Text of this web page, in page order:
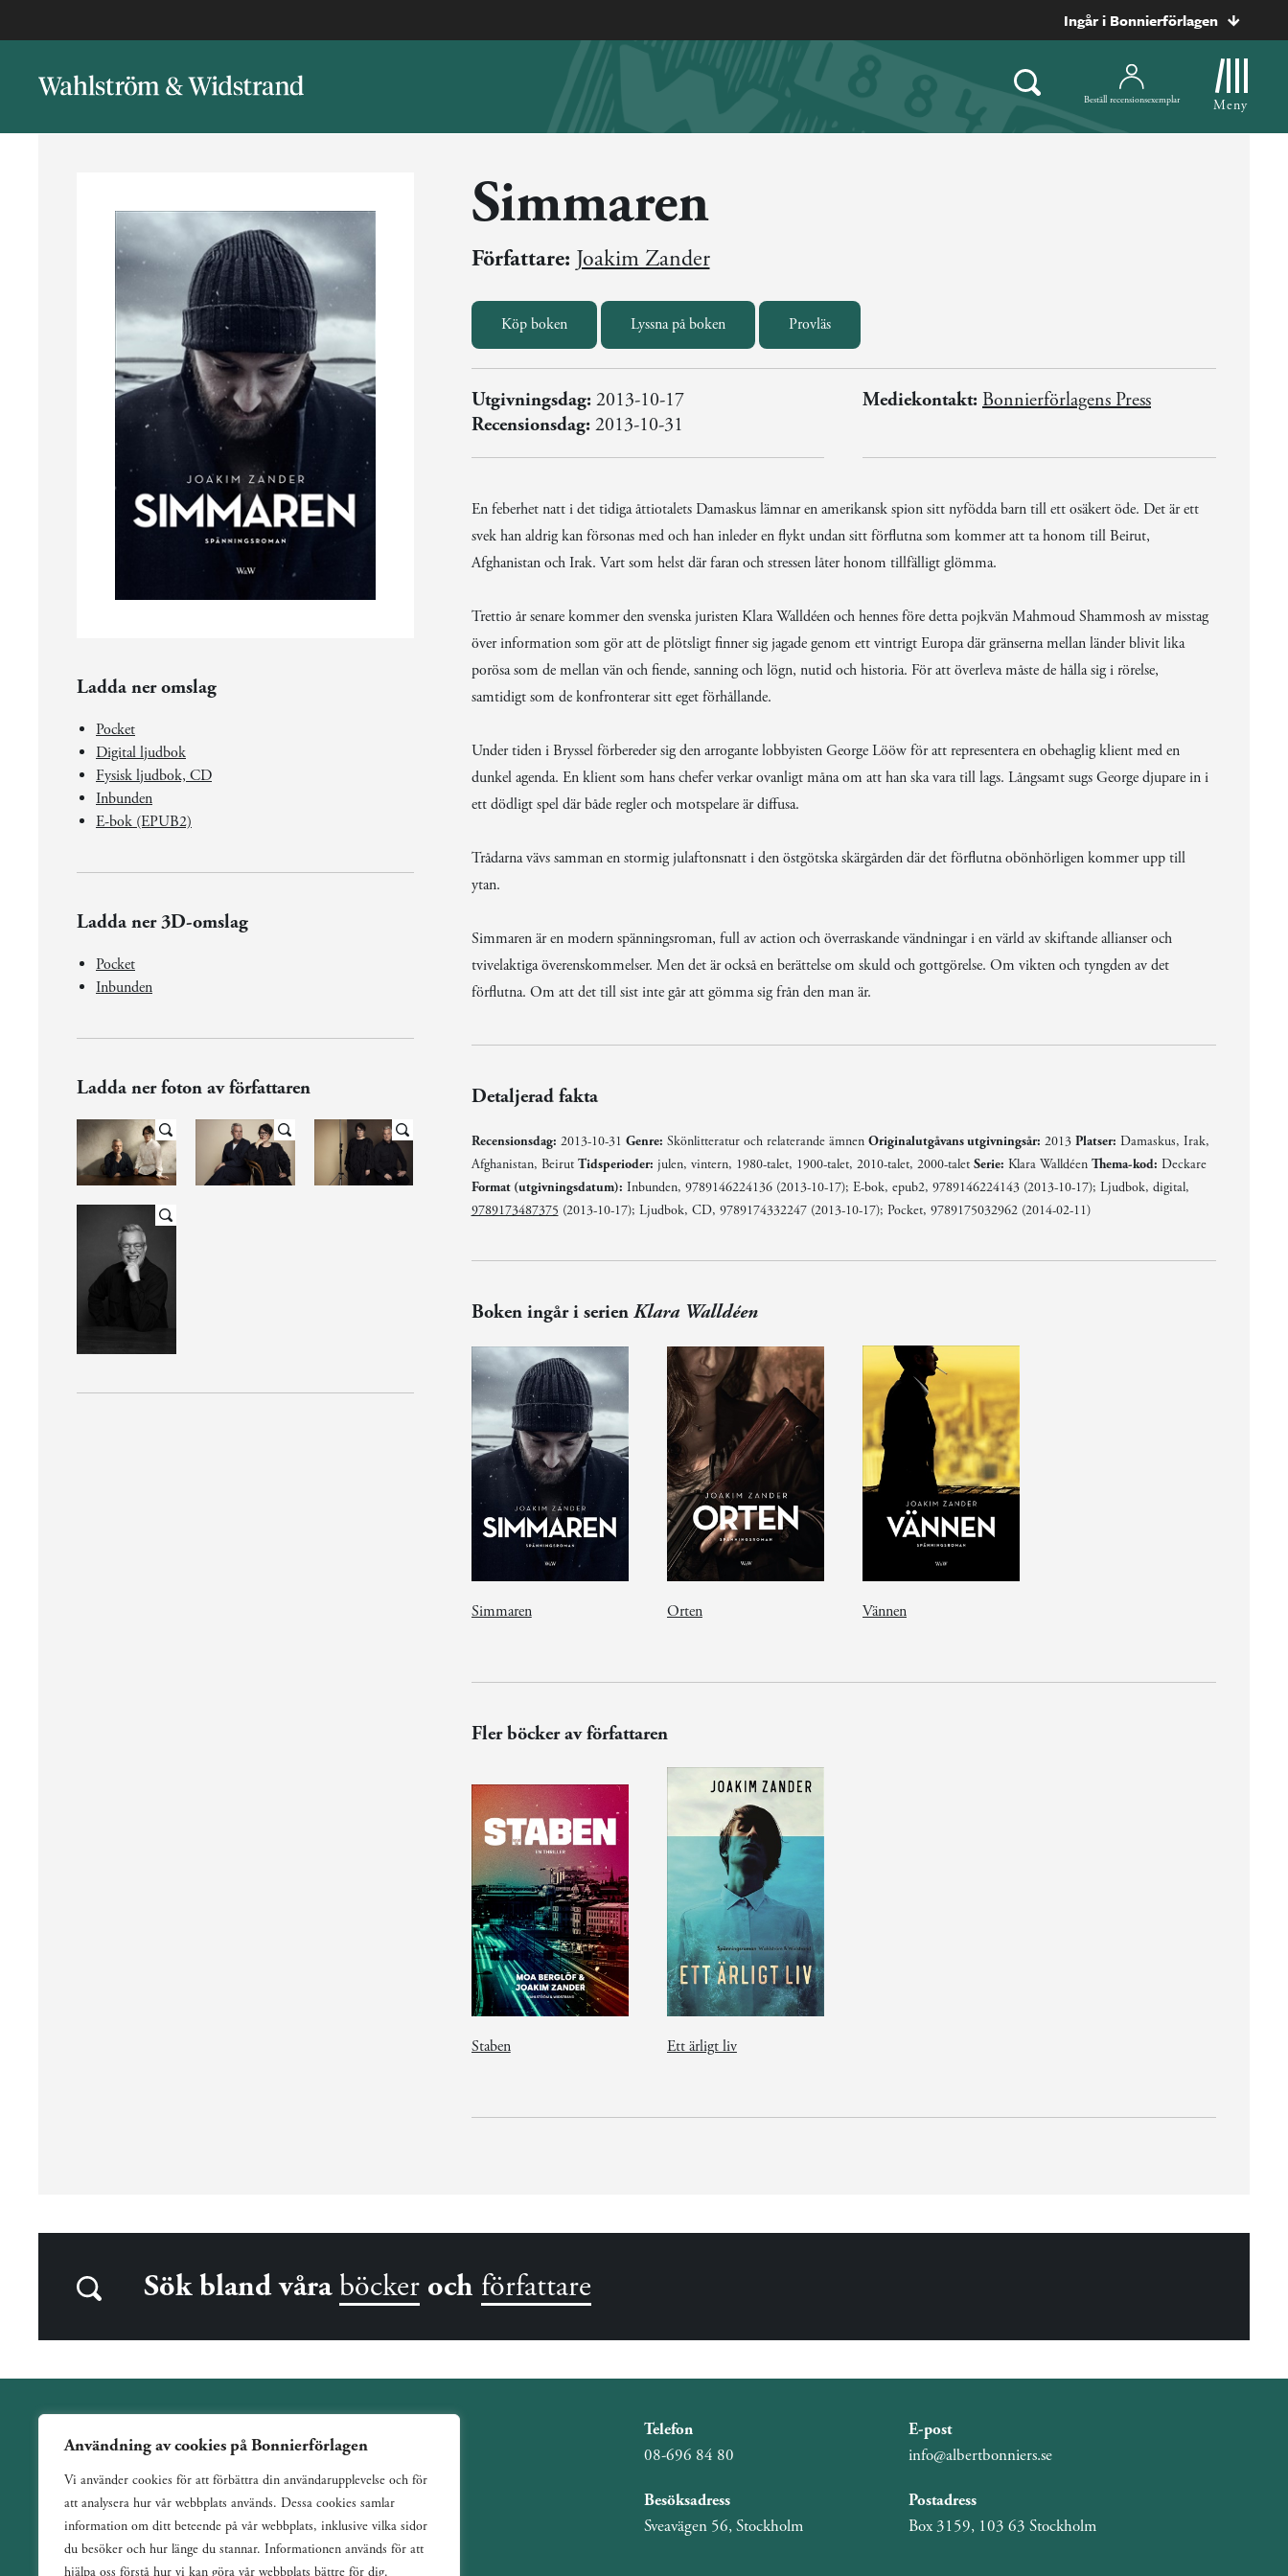
Användning av cookies på Bonnierförlagen
Vi använder cookies för att förbättra din användarupplevelse och för
att analysera hur vår webbplats används. Dessa cookies samlar
information om ditt beteende på vår webbplats, inklusive vilka sidor
du besöker och hur länge du stannar. Informationen används för att
hjälpa oss förstå hur vi kan göra vår webbplats bättre för dig.
Ingår i Bonnierförlagen
Beställ recensionsexemplar Meny
Ladda ner omslag
Pocket
Digital ljudbok
Fysisk ljudbok, CD
Inbunden
E-bok (EPUB2)
Ladda ner 3D-omslag
Pocket
Inbunden
Ladda ner foton av författaren
Simmaren
Författare: Joakim Zander
Köp boken Lyssna på boken Provläs
Utgivningsdag:2013-10-17
Recensionsdag:2013-10-31
Mediekontakt: Bonnierförlagens Press
En feberhet natt i det tidiga åttiotalets Damaskus lämnar en amerikansk spion sitt nyfödda barn till ett osäkert öde. Det är ett
svek han aldrig kan försonas med och han inleder en flykt undan sitt förflutna som kommer att ta honom till Beirut,
Afghanistan och Irak. Vart som helst där faran och stressen låter honom tillfälligt glömma.
Trettio år senare kommer den svenska juristen Klara Walldéen och hennes före detta pojkvän Mahmoud Shammosh av misstag
över information som gör att de plötsligt finner sig jagade genom ett vintrigt Europa där gränserna mellan länder blivit lika
porösa som de mellan vän och fiende, sanning och lögn, nutid och historia. För att överleva måste de hålla sig i rörelse,
samtidigt som de konfronterar sitt eget förhållande.
Under tiden i Bryssel förbereder sig den arrogante lobbyisten George Lööw för att representera en obehaglig klient med en
dunkel agenda. En klient som hans chefer verkar ovanligt måna om att han ska vara till lags. Långsamt sugs George djupare in i
ett dödligt spel där både regler och motspelare är diffusa.
Trådarna vävs samman en stormig julaftonsnatt i den östgötska skärgården där det förflutna obönhörligen kommer upp till
ytan.
Simmaren är en modern spänningsroman, full av action och överraskande vändningar i en värld av skiftande allianser och
tvivelaktiga överenskommelser. Men det är också en berättelse om skuld och gottgörelse. Om vikten och tyngden av det
förflutna. Om att det till sist inte går att gömma sig från den man är.
Detaljerad fakta
Recensionsdag: 2013-10-31 Genre: Skönlitteratur och relaterande ämnen Originalutgåvans utgivningsår: 2013 Platser: Damaskus, Irak,
Afghanistan, Beirut Tidsperioder: julen, vintern, 1980-talet, 1900-talet, 2010-talet, 2000-talet Serie: Klara Walldéen Thema-kod: Deckare
Format (utgivningsdatum): Inbunden, 9789146224136 (2013-10-17); E-bok, epub2, 9789146224143 (2013-10-17); Ljudbok, digital,
9789173487375 (2013-10-17); Ljudbok, CD, 9789174332247 (2013-10-17); Pocket, 9789175032962 (2014-02-11)
Boken ingår i serien Klara Walldéen
Simmaren Orten Vännen
Fler böcker av författaren
Staben Ett ärligt liv
Sök bland våra böcker och författare
Wahlström & Widstrand är ett allmänutgivande förlag
verksamt sedan 1884. Vi har en bred och varierad utgivning
med ett tydligt fokus på skönlitteratur inom de flesta genrer.
Telefon
08-696 84 80
E-post
info@albertbonniers.se
Besöksadress
Sveavägen 56, Stockholm
Postadress
Box 3159, 103 63 Stockholm